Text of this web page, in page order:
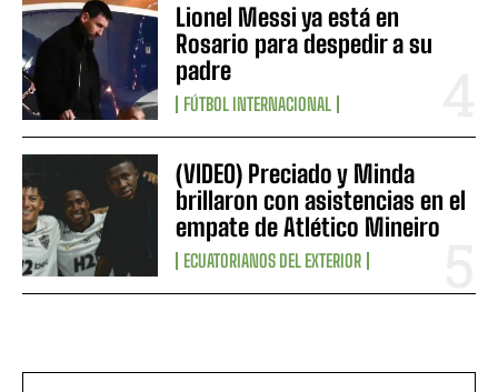
Lionel Messi ya está en
Rosario para despedir a su
padre
FÚTBOL INTERNACIONAL
(VIDEO) Preciado y Minda
brillaron con asistencias en el
empate de Atlético Mineiro
ECUATORIANOS DEL EXTERIOR